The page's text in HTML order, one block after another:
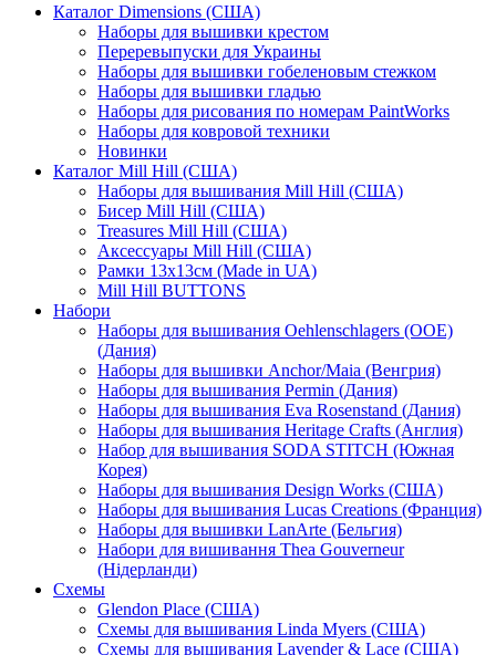
Каталог Dimensions (США)
Наборы для вышивки крестом
Переревыпуски для Украины
Наборы для вышивки гобеленовым стежком
Наборы для вышивки гладью
Наборы для рисования по номерам PaintWorks
Наборы для ковровой техники
Новинки
Каталог Mill Hill (США)
Наборы для вышивания Mill Hill (США)
Бисер Mill Hill (США)
Treasures Mill Hill (США)
Аксессуары Mill Hill (США)
Рамки 13х13см (Made in UA)
Mill Hill BUTTONS
Набори
Наборы для вышивания Oehlenschlagers (OOE)
(Дания)
Наборы для вышивки Anchor/Maia (Венгрия)
Наборы для вышивания Permin (Дания)
Наборы для вышивания Eva Rosenstand (Дания)
Наборы для вышивания Heritage Crafts (Англия)
Набор для вышивания SODA STITCH (Южная
Корея)
Наборы для вышивания Design Works (США)
Наборы для вышивания Lucas Creations (Франция)
Наборы для вышивки LanArte (Бельгия)
Набори для вишивання Thea Gouverneur
(Нідерланди)
Схемы
Glendon Place (США)
Схемы для вышивания Linda Myers (США)
Схемы для вышивания Lavender & Lace (США)